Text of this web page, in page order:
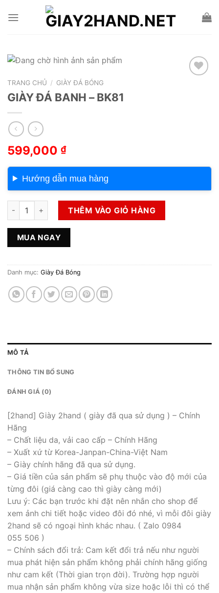
TRANG CHỦ / GIÀY ĐÁ BÓNG
GIÀY ĐÁ BANH – BK81
599,000 ₫
Hướng dẫn mua hàng
GIÀY ĐÁ BANH - BK81 số lượngTHÊM VÀO GIỎ HÀNG
MUA NGAY
Danh mục: Giày Đá Bóng
MÔ TẢ
THÔNG TIN BỔ SUNG
ĐÁNH GIÁ (0)
[2hand] Giày 2hand ( giày đã qua sử dụng ) – Chính
Hãng
– Chất liệu da, vải cao cấp – Chính Hãng
– Xuất xứ từ Korea-Janpan-China-Việt Nam
– Giày chính hãng đã qua sử dụng.
– Giá tiền của sản phẩm sẽ phụ thuộc vào độ mới của
từng đôi (giá càng cao thì giày càng mới)
Lưu ý: Các bạn trước khi đặt nên nhắn cho shop để
xem ảnh chi tiết hoặc video đôi đó nhé, vì mỗi đôi giày
2hand sẽ có ngoại hình khác nhau. ( Zalo 0984
055 506 )
– Chính sách đổi trả: Cam kết đổi trả nếu như người
mua phát hiện sản phẩm không phải chính hãng giống
như cam kết (Thời gian trọn đời). Trường hợp người
mua nhận sản phẩm không vừa size hoặc lỗi thì có thể